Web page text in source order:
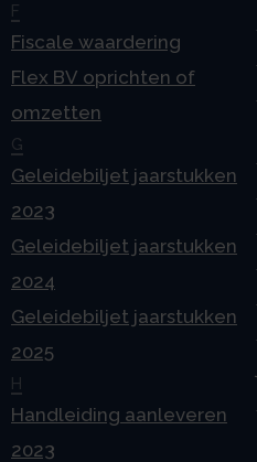
F
Fiscale waardering
Flex BV oprichten of
omzetten
G
Geleidebiljet jaarstukken
2023
Geleidebiljet jaarstukken
2024
Geleidebiljet jaarstukken
2025
H
Handleiding aanleveren
2023